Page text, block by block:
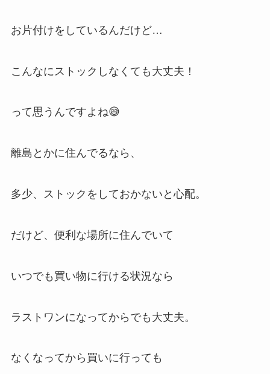
お片付けをしているんだけど…
こんなにストックしなくても大丈夫！
って思うんですよね😅
離島とかに住んでるなら、
多少、ストックをしておかないと心配。
だけど、便利な場所に住んでいて
いつでも買い物に行ける状況なら
ラストワンになってからでも大丈夫。
なくなってから買いに行っても